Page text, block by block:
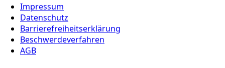
Impressum
Datenschutz
Barrierefreiheitserklärung
Beschwerdeverfahren
AGB